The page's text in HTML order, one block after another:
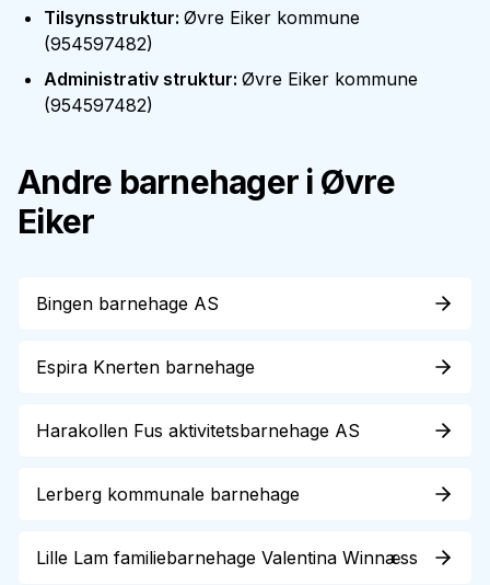
Tilsynsstruktur: Øvre Eiker kommune
(954597482)
Administrativ struktur: Øvre Eiker kommune
(954597482)
Andre barnehager i Øvre
Eiker
Bingen barnehage AS
Espira Knerten barnehage
Harakollen Fus aktivitetsbarnehage AS
Lerberg kommunale barnehage
Lille Lam familiebarnehage Valentina Winnæss